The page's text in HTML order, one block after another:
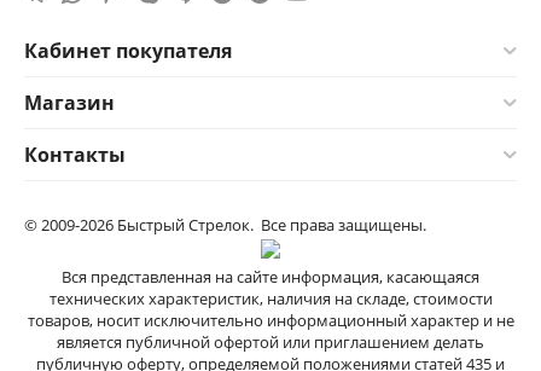
Кабинет покупателя
Магазин
Контакты
© 2009-2026 Быстрый Стрелок. Все права защищены.
Вся представленная на сайте информация, касающаяся
технических характеристик, наличия на складе, стоимости
товаров, носит исключительно информационный характер и не
является публичной офертой или приглашением делать
публичную оферту, определяемой положениями cтатей 435 и